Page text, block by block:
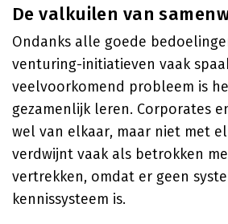
De valkuilen van
Ondanks alle goede
venturing-initiatieven vaak
veelvoorkomend probleem is
gezamenlijk leren. Corporates
wel van elkaar, maar niet met
verdwijnt vaak als betrokken
vertrekken, omdat er geen
kennissysteem is.